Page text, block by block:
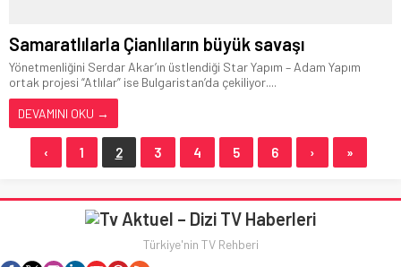
Samaratlılarla Çianlıların büyük savaşı
Yönetmenliğini Serdar Akar’ın üstlendiği Star Yapım – Adam Yapım
ortak projesi “Atlılar” ise Bulgaristan’da çekiliyor....
DEVAMINI OKU →
‹ 1 2 3 4 5 6 › »
Türkiye'nin TV Rehberi